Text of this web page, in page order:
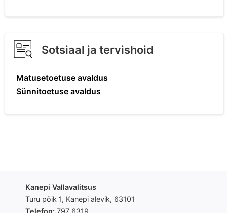
Sotsiaal ja tervishoid
Matusetoetuse avaldus
Sünnitoetuse avaldus
Kanepi Vallavalitsus
Turu põik 1, Kanepi alevik, 63101
Telefon: 797 6319